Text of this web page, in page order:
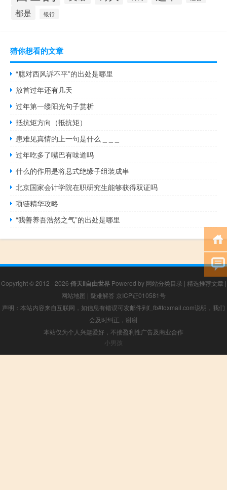
都是 银行
猜你想看的文章
“臆对西风诉不平”的出处是哪里
放首过年还有几天
过年第一缕阳光句子赏析
抵抗矩方向（抵抗矩）
患难见真情的上一句是什么 _ _ _
过年吃多了嘴巴有味道吗
什么的作用是将悬式绝缘子组装成串
北京国家会计学院在职研究生能够获得双证吗
项链精华攻略
“我善养吾浩然之气”的出处是哪里
Copyright © 2012 - 2026 倚天Ⅱ自由世界Powered by 网站分类目录 | 精选推荐文章 |
网站地图 | 疑难解答 京ICP证010581号
声明：本站内容来自互联网，如信息有错误可发邮件到f_fb#foxmail.com说明，我们
会及时纠正，谢谢
本站仅为个人兴趣爱好，不接盈利性广告及商业合作
小男孩